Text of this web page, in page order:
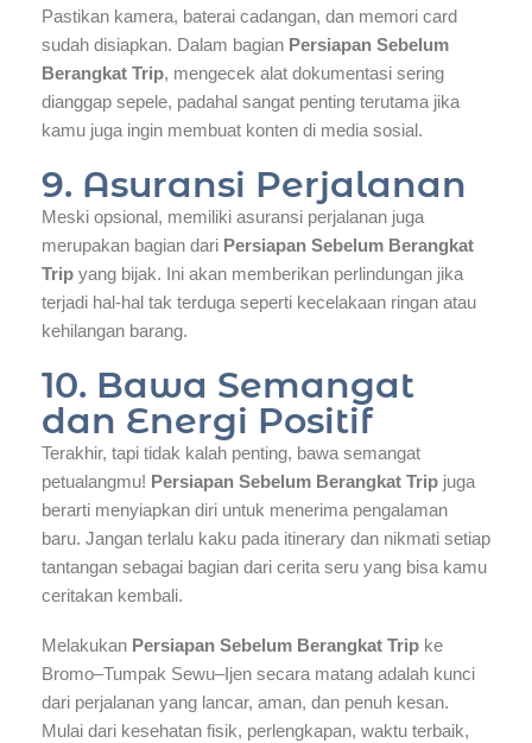
Pastikan kamera, baterai cadangan, dan memori card
sudah disiapkan. Dalam bagian Persiapan Sebelum
Berangkat Trip, mengecek alat dokumentasi sering
dianggap sepele, padahal sangat penting terutama jika
kamu juga ingin membuat konten di media sosial.
9. Asuransi Perjalanan
Meski opsional, memiliki asuransi perjalanan juga
merupakan bagian dari Persiapan Sebelum Berangkat
Trip yang bijak. Ini akan memberikan perlindungan jika
terjadi hal-hal tak terduga seperti kecelakaan ringan atau
kehilangan barang.
10. Bawa Semangat
dan Energi Positif
Terakhir, tapi tidak kalah penting, bawa semangat
petualangmu! Persiapan Sebelum Berangkat Trip juga
berarti menyiapkan diri untuk menerima pengalaman
baru. Jangan terlalu kaku pada itinerary dan nikmati setiap
tantangan sebagai bagian dari cerita seru yang bisa kamu
ceritakan kembali.
Melakukan Persiapan Sebelum Berangkat Trip ke
Bromo–Tumpak Sewu–Ijen secara matang adalah kunci
dari perjalanan yang lancar, aman, dan penuh kesan.
Mulai dari kesehatan fisik, perlengkapan, waktu terbaik,